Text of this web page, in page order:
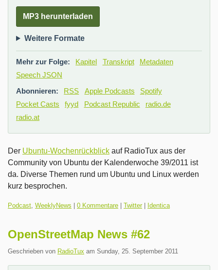
MP3 herunterladen
Weitere Formate
Mehr zur Folge: Kapitel Transkript
Metadaten
Speech JSON
Abonnieren:
RSS Apple Podcasts
Spotify
Pocket Casts
fyyd Podcast Republic
radio.de
radio.at
Der Ubuntu-Wochenrückblick auf RadioTux aus der
Community von Ubuntu der Kalenderwoche 39/2011 ist
da. Diverse Themen rund um Ubuntu und Linux werden
kurz besprochen.
Kategorien:
Podcast, WeeklyNews 0 Kommentare Twitter| Identica
OpenStreetMap News #62
Geschrieben von RadioTux am Sunday, 25. September 2011